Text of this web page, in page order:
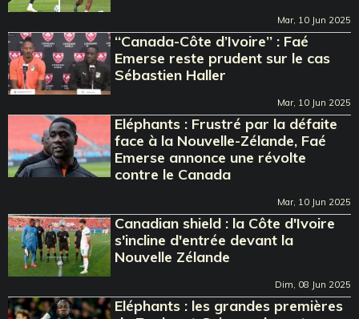
Mar, 10 Jun 2025
‘‘Canada-Côte d’Ivoire’’ : Faé
Emerse reste prudent sur le cas
Sébastien Haller
Mar, 10 Jun 2025
Eléphants : Frustré par la défaite
face à la Nouvelle-Zélande, Faé
Emerse annonce une révolte
contre le Canada
Mar, 10 Jun 2025
Canadian shield : la Côte d'Ivoire
s'incline d'entrée devant la
Nouvelle Zélande
Dim, 08 Jun 2025
Eléphants : les grandes premières